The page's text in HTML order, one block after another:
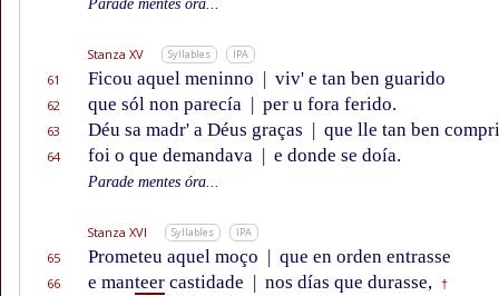
Parade mentes óra...
Stanza XV Syllables IPA
61 Ficou aquel meninno | viv' e tan ben guarido
62 que sól non parecía | per u fora ferido.
63 Déu sa madr' a Déus graças | que lle tan ben
64 foi o que demandava | e donde se doía.
Parade mentes óra...
Stanza XVI Syllables IPA
65 Prometeu aquel moço | que en orden entrasse
66 e manteer castidade | nos días que durasse, †